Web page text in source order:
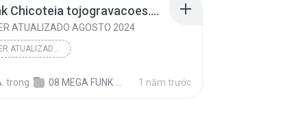
01 MegaFunk Chicoteia tojogravacoes.mp3
ATUALIZADO AGOSTO 2024
PENDRIVE SUPER ATUALIZADO AGOSTO 2024
trong 08 MEGA FUNK 2024 TOP @tojogravacoes 1 năm trước